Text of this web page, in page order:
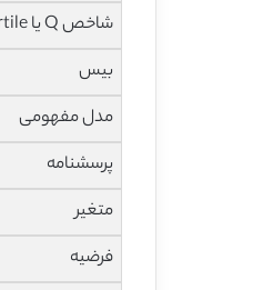
شاخص Q یا Quartile (چارک)
بیس
مدل مفهومی
پرسشنامه
متغیر
فرضیه